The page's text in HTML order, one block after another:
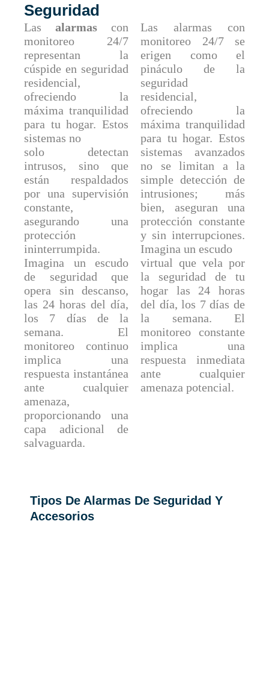
Seguridad
Las alarmas con
monitoreo 24/7
representan la
cúspide en seguridad
residencial,
ofreciendo la
máxima tranquilidad
para tu hogar. Estos
sistemas no
solo detectan
intrusos, sino que
están respaldados
por una supervisión
constante,
asegurando una
protección
ininterrumpida.
Imagina un escudo
de seguridad que
opera sin descanso,
las 24 horas del día,
los 7 días de la
semana. El
monitoreo continuo
implica una
respuesta instantánea
ante cualquier
amenaza,
proporcionando una
capa adicional de
salvaguarda.
Las alarmas con
monitoreo 24/7 se
erigen como el
pináculo de la
seguridad
residencial,
ofreciendo la
máxima tranquilidad
para tu hogar. Estos
sistemas avanzados
no se limitan a la
simple detección de
intrusiones; más
bien, aseguran una
protección constante
y sin interrupciones.
Imagina un escudo
virtual que vela por
la seguridad de tu
hogar las 24 horas
del día, los 7 días de
la semana. El
monitoreo constante
implica una
respuesta inmediata
ante cualquier
amenaza potencial.
Tipos De Alarmas De Seguridad Y
Accesorios